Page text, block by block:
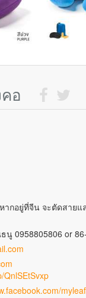
อ
ากอยู่ที่จีน จะตัดสายแ
นู 0958805806 or
QnlSEtSvxp